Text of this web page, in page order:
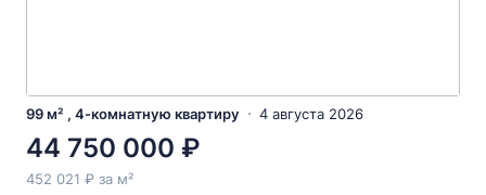
99 м² , 4-комнатную квартиру 4 августа 2026
44 750 000 ₽
452 021 ₽ за м²